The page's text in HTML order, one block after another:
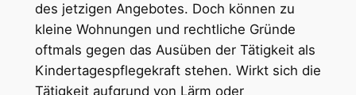
des jetzigen Angebotes. Doch können zu
kleine Wohnungen und rechtliche Gründe
oftmals gegen das Ausüben der Tätigkeit als
Kindertagespflegekraft stehen. Wirkt sich die
Tätigkeit aufgrund von Lärm oder